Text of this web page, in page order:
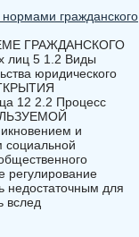
нормами гражданского
ГРАЖДАНСКОГО
лиц 5 1.2 Виды
юридического
12 2.2 Процесс
и
социальной
регулирование
недостаточным для
вслед